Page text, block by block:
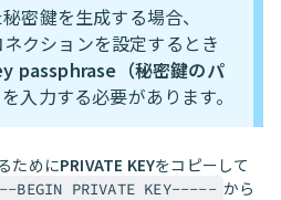
密鍵を生成する場合、
クションを設定するとき
passphrase（秘密鍵のパ
を入力する必要があります。
ためにPRIVATE KEYをコピーして
PRIVATE KEY----- から